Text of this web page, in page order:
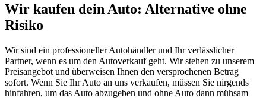
Wir kaufen dein Auto: Alternative ohne
Risiko
Wir sind ein professioneller Autohändler und Ihr verlässlicher
Partner, wenn es um den Autoverkauf geht. Wir stehen zu unserem
Preisangebot und überweisen Ihnen den versprochenen Betrag
sofort. Wenn Sie Ihr Auto an uns verkaufen, müssen Sie nirgends
hinfahren, um das Auto abzugeben und ohne Auto dann mühsam